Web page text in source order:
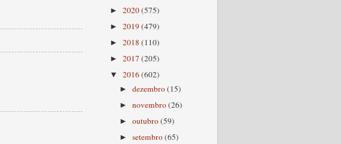
► 2020(575)
► 2019(479)
► 2018 (110)
► 2017 (205)
▼ 2016(602)
►dezembro(15)
►novembro(26)
►outubro(59)
►setembro(65)